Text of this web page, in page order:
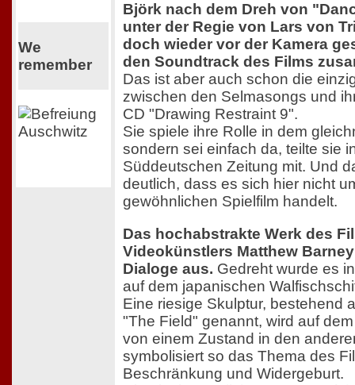
We
remember
Björk nach dem Dreh von
unter der Regie von Lars von
doch wieder vor der Kamera
den Soundtrack des Films
Das ist aber auch schon die
zwischen den Selmasongs und
CD "Drawing Restraint 9".
Sie spiele ihre Rolle in dem
sondern sei einfach da, teilte sie
Süddeutschen Zeitung mit. Und
deutlich, dass es sich hier nicht
gewöhnlichen Spielfilm handelt.
Das hochabstrakte Werk des
Videokünstlers Matthew
Dialoge aus. Gedreht wurde es
auf dem japanischen
Eine riesige Skulptur, bestehend
"The Field" genannt, wird auf
von einem Zustand in den
symbolisiert so das Thema des
Beschränkung und Widergeburt.